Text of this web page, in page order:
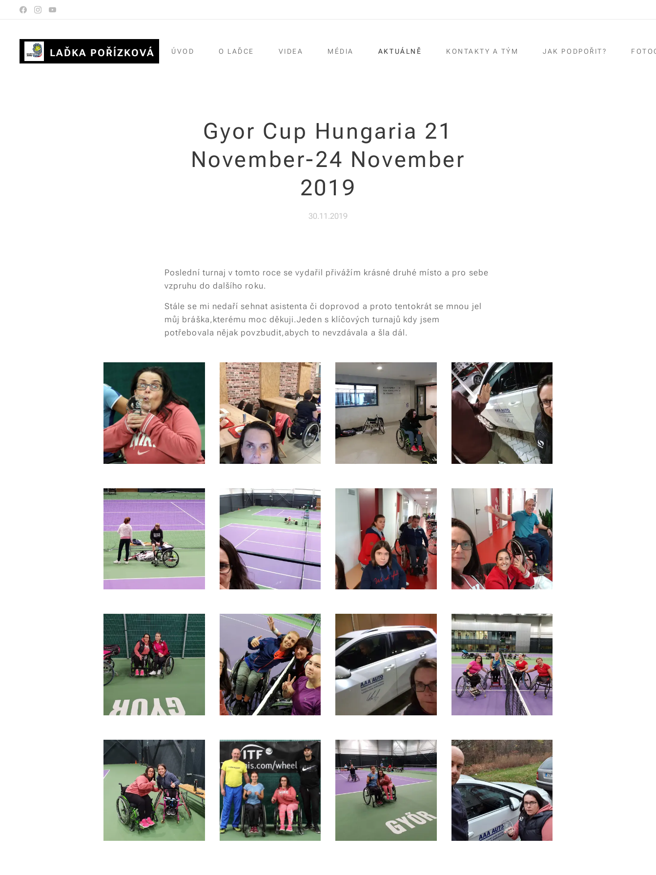
LAĎKA POŘÍZKOVÁ ÚVOD O LAĎCE VIDEA MÉDIA AKTUÁLNĚ KONTAKTY A TÝM JAK PODPOŘIT?
Gyor Cup Hungaria 21
November-24 November
2019
30.11.2019
Poslední turnaj v tomto roce se vydařil přivážím krásné druhé místo a pro sebe
vzpruhu do dalšího roku.
Stále se mi nedaří sehnat asistenta či doprovod a proto tentokrát se mnou jel
můj bráška,kterému moc děkuji.Jeden s klíčových turnajů kdy jsem
potřebovala nějak povzbudit,abych to nevzdávala a šla dál.